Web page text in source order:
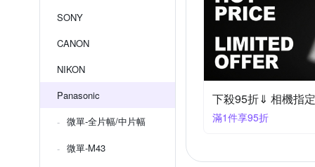
SONY
CANON
NIKON
Panasonic
微單-全片幅/中片幅
微單-M43
下殺95折⇓ 相機指
滿1件享95折